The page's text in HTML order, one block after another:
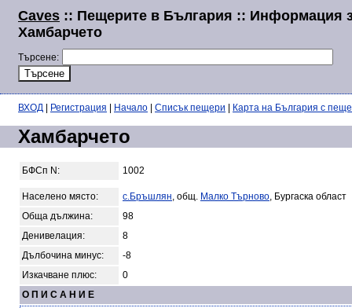
Caves :: Пещерите в България :: Информация
Хамбарчето
Търсене:
ВХОД Регистрация Начало Списък пещери Карта на България с
Хамбарчето
БФСп N: 1002
Населено място: с.Бръшлян, общ. Малко Търново, Бургаска област
Обща дължина:
98
Денивелация:
8
Дълбочина минус:
-8
Изкачване плюс:
0
О П И С А Н И Е